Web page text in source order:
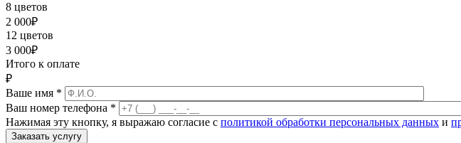
8 цветов
2 000₽
12 цветов
3 000₽
Итого к оплате
₽
Ваше имя *
Ваш номер телефона *
Нажимая эту кнопку, я выражаю согласие с политикой обработки персональных данных и